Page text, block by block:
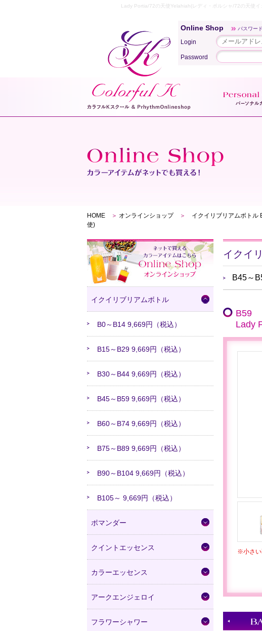
Lady Portia/72の天使Yelahiah(レディ・ポルシャ/72の天使
Online Shop パスワー
Login
Password
HOME ＞ オンラインショップ ＞ イクイリブリアムボトル
使)
イクイリブリアムボトル
B0～B14 9,669円（税込）
B15～B29 9,669円（税込）
B30～B44 9,669円（税込）
B45～B59 9,669円（税込）
B60～B74 9,669円（税込）
B75～B89 9,669円（税込）
B90～B104 9,669円（税込）
B105～ 9,669円（税込）
ポマンダー
クイントエッセンス
カラーエッセンス
アークエンジェロイ
フラワーシャワー
イクイ
B45～
B59
Lady
※小さい